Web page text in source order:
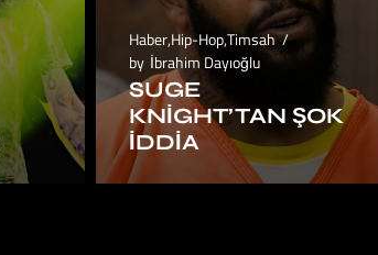
Haber,Hip-Hop,Timsah
by İbrahim Dayıoğlu
SUGE
KNIGHT’TAN ŞOK
İDDIA